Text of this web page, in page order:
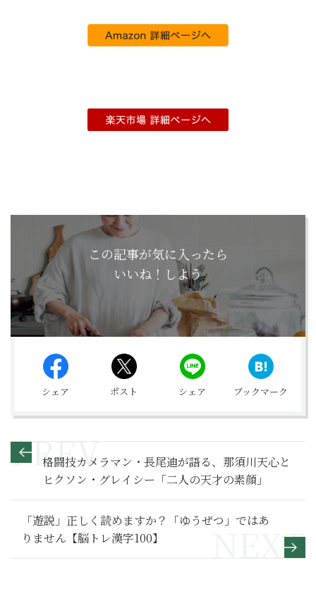
この記事が気に入ったら
いいね！しよう
シェア ポスト シェア ブックマーク
格闘技カメラマン・長尾迪が語る、那須川天心と
ヒクソン・グレイシー「二人の天才の素顔」
「遊説」正しく読めますか？「ゆうぜつ」ではあ
りません【脳トレ漢字100】